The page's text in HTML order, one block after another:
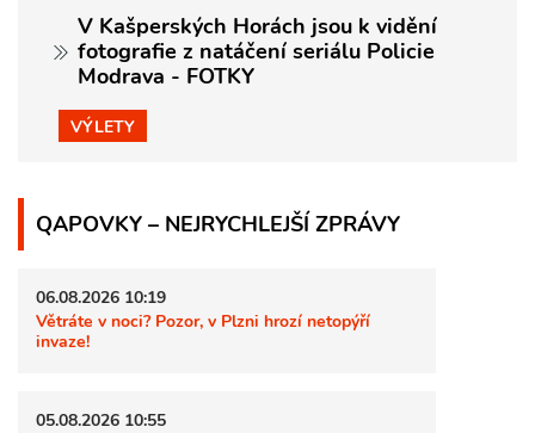
V Kašperských Horách jsou k vidění
fotografie z natáčení seriálu Policie
Modrava - FOTKY
VÝLETY
QAPOVKY – NEJRYCHLEJŠÍ ZPRÁVY
06.08.2026 10:19
Větráte v noci? Pozor, v Plzni hrozí netopýří
invaze!
05.08.2026 10:55